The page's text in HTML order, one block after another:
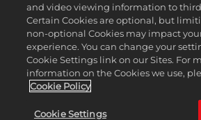
導入「揮桿進化」系統：全新系統忠
感，讓你盡情揮桿、展現球技。《PGA
新擊球類型、滾動物理機制與更棒的
真寫實的高爾夫體驗。
and video viewing information to
Certain Cookies are optional, but
non-optional Cookies may impact
experience. You can change your
Cookie Settings link on our Sites. For
information on the Cookies we use,
Cookie Policy
Cookie Settings